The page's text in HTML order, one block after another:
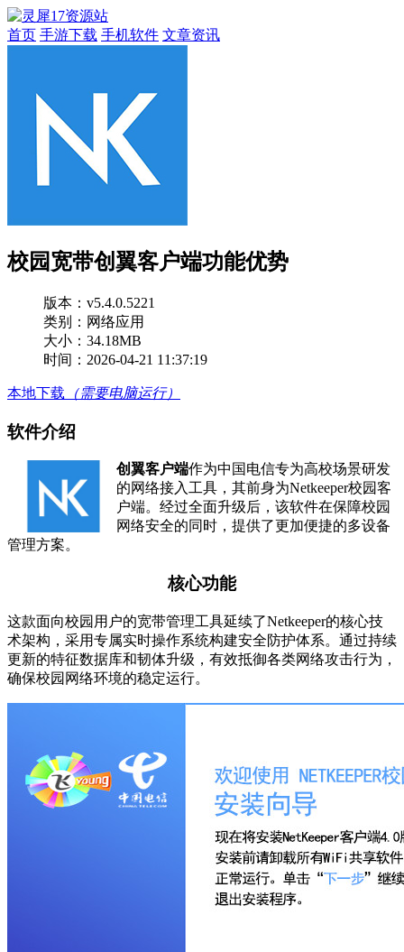
首页 手游下载 手机软件 文章资讯
校园宽带创翼客户端功能优势
版本： v5.4.0.5221
类别：网络应用
大小：34.18MB
时间：2026-04-21 11:37:19
本地下载 （需要电脑运行）
软件介绍
创翼客户端作为中国电信专为高校场景研发
的网络接入工具，其前身为Netkeeper校园客
户端。经过全面升级后，该软件在保障校园
网络安全的同时，提供了更加便捷的多设备
管理方案。
核心功能
这款面向校园用户的宽带管理工具延续了Netkeeper的核心技
术架构，采用专属实时操作系统构建安全防护体系。通过持续
更新的特征数据库和韧体升级，有效抵御各类网络攻击行为，
确保校园网络环境的稳定运行。